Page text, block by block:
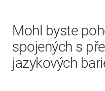
Mohl byste
spojených s
jazykových